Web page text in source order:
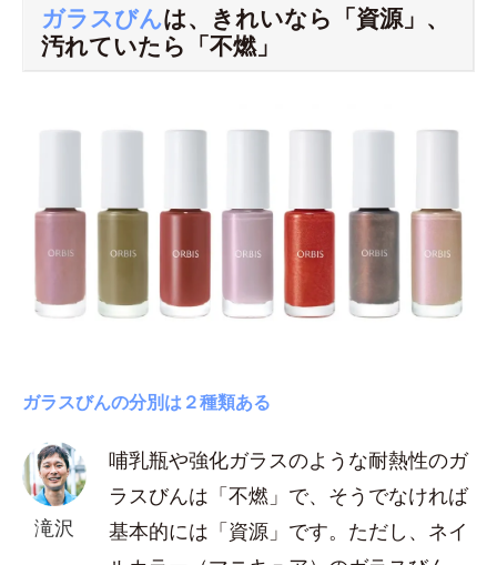
ガラスびんは、きれいなら「資源」、
汚れていたら「不燃」
ガラスびんの分別は２種類ある
滝沢
哺乳瓶や強化ガラスのような耐熱性のガ
ラスびんは「不燃」で、そうでなければ
基本的には「資源」です。ただし、ネイ